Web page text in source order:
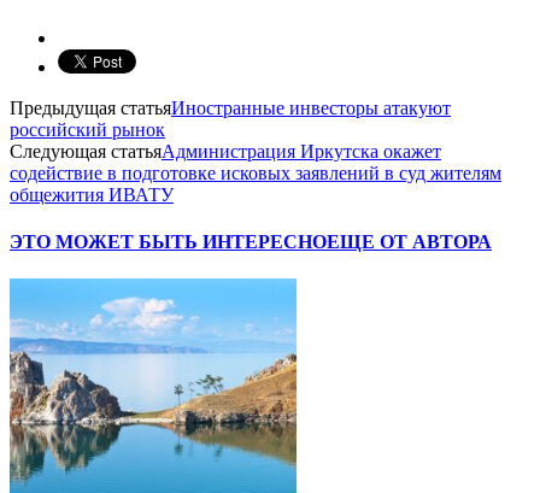
Предыдущая статьяИностранные инвесторы атакуют
российский рынок
Следующая статьяАдминистрация Иркутска окажет
содействие в подготовке исковых заявлений в суд жителям
общежития ИВАТУ
ЭТО МОЖЕТ БЫТЬ ИНТЕРЕСНОЕЩЕ ОТ АВТОРА